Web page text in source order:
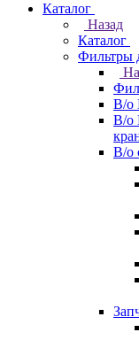
Каталог
Назад
Каталог
Фильтры
В/о
В/о
В/о